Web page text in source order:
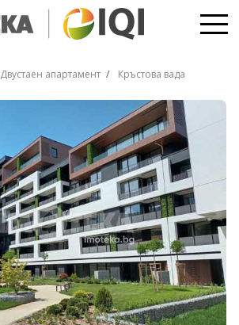
Двустаен апартамент Кръстова вада